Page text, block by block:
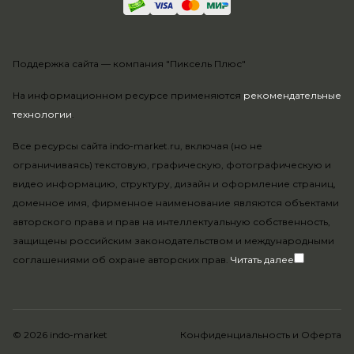
На информационном ресурсе применяются рекомендательные
технологии.
Все ресурсы сайта indo-market.ru, включая (но не
ограничиваясь) текстовую, графическую, фотографическую и
видео информацию, структуру, дизайн и оформление страниц,
доменное имя, фирменное наименование являются объектами
авторского права и прав на интеллектуальную собственность,
защищены российским законодательством и международными
соглашениями об охране авторских прав. Читать далее
Поддержка сайта — компания "Пиксель Плюс"
© 2026 indo-market Конфиденциальность и Оферта